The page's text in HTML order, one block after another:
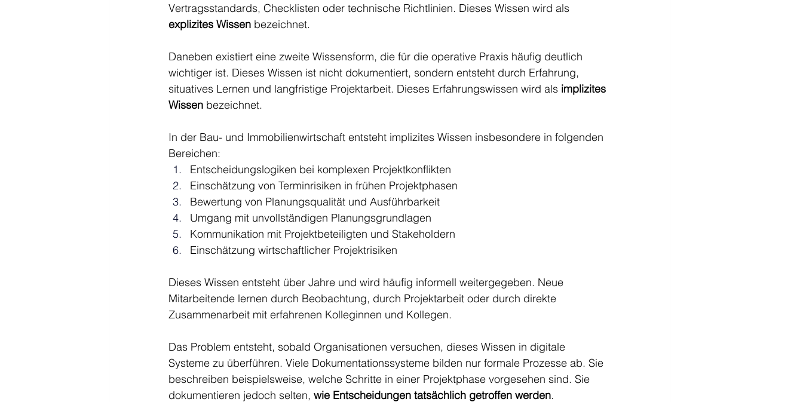
Vertragsstandards, Checklisten oder technische Richtlinien. Dieses Wissen wird als
explizites Wissen bezeichnet.
Daneben existiert eine zweite Wissensform, die für die operative Praxis häufig deutlich
wichtiger ist. Dieses Wissen ist nicht dokumentiert, sondern entsteht durch Erfahrung,
situatives Lernen und langfristige Projektarbeit. Dieses Erfahrungswissen wird als implizites
Wissen bezeichnet.
In der Bau- und Immobilienwirtschaft entsteht implizites Wissen insbesondere in folgenden
Bereichen:
Entscheidungslogiken bei komplexen Projektkonflikten
Einschätzung von Terminrisiken in frühen Projektphasen
Bewertung von Planungsqualität und Ausführbarkeit
Umgang mit unvollständigen Planungsgrundlagen
Kommunikation mit Projektbeteiligten und Stakeholdern
Einschätzung wirtschaftlicher Projektrisiken
Dieses Wissen entsteht über Jahre und wird häufig informell weitergegeben. Neue
Mitarbeitende lernen durch Beobachtung, durch Projektarbeit oder durch direkte
Zusammenarbeit mit erfahrenen Kolleginnen und Kollegen.
Das Problem entsteht, sobald Organisationen versuchen, dieses Wissen in digitale
Systeme zu überführen. Viele Dokumentationssysteme bilden nur formale Prozesse ab. Sie
beschreiben beispielsweise, welche Schritte in einer Projektphase vorgesehen sind. Sie
dokumentieren jedoch selten, wie Entscheidungen tatsächlich getroffen werden.